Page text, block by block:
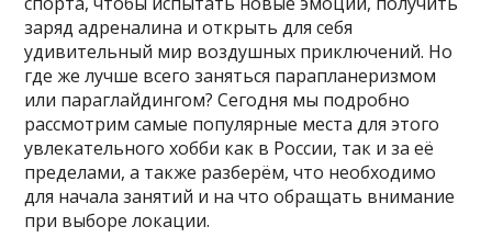
заряд адреналина и открыть для себя
удивительный мир воздушных приключений. Но
где же лучше всего заняться парапланеризмом
или параглайдингом? Сегодня мы подробно
рассмотрим самые популярные места для этого
увлекательного хобби как в России, так и за её
пределами, а также разберём, что необходимо
для начала занятий и на что обращать внимание
при выборе локации.